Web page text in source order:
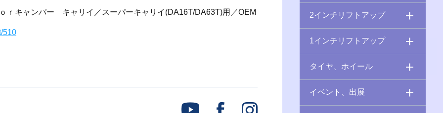
ｒキャンパー キャリイ／スーパーキャリイ(DA16T/DA63T)用／OEM
510
2インチリフトアップ
1インチリフトアップ
タイヤ、ホイール
イベント、出展